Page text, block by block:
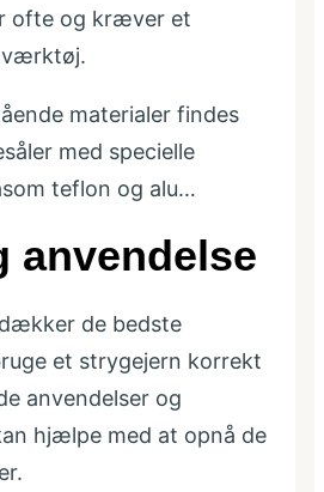
ofte og kræver et
materialer findes
med specielle
teflon og alu…
anvendelse
de bedste
et strygejern korrekt
anvendelser og
hjælpe med at opnå de